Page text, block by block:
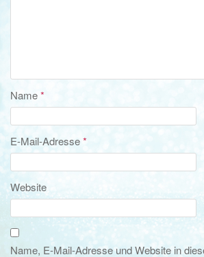
Name*
E-Mail-Adresse*
Website
Name, E-Mail-Adresse und Website in